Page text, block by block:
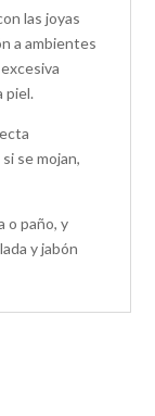
las joyas
a ambientes
piel.
se mojan,
o paño, y
y jabón